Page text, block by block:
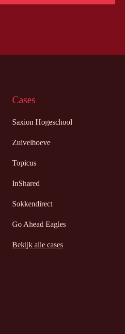
Cases
Saxion Hogeschool
Zuivelhoeve
Topicus
InShared
Sokkendirect
Go Ahead Eagles
Bekijk alle cases